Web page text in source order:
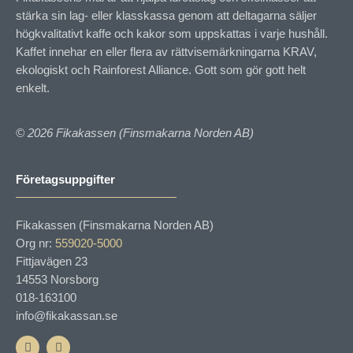
stärka sin lag- eller klasskassa genom att deltagarna säljer
högkvalitativt kaffe och kakor som uppskattas i varje hushåll.
Kaffet innehar en eller flera av rättvisemärkningarna KRAV,
ekologiskt och Rainforest Alliance. Gott som gör gott helt
enkelt.
© 2026 Fikakassen (Finsmakarna Norden AB)
Företagsuppgifter
Fikakassen (Finsmakarna Norden AB)
Org nr: 559020-5000
Fittjavägen 23
14553 Norsborg
018-163100
info@fikakassan.se